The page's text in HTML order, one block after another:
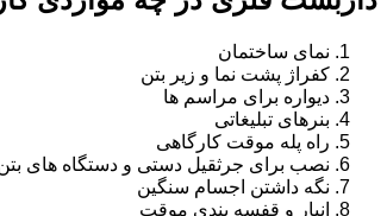
نمای ساختمان
کفراژ پشت نما و زیر بتن
دیواره برای مراسم ها
بنرهای تبلیغاتی
راه پله موقت کارگاهی
نصب برای جرثقیل دستی و دستگاه های
نگه داشتن اجسام سنگین
انبار و قفسه بندی موقت